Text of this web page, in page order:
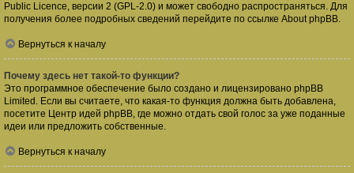
Public Licence, версии 2 (GPL-2.0) и может свободно распространяться. Для
получения более подробных сведений перейдите по ссылке About phpBB.
Вернуться к началу
Почему здесь нет такой-то функции?
Это программное обеспечение было создано и лицензировано phpBB
Limited. Если вы считаете, что какая-то функция должна быть добавлена,
посетите Центр идей phpBB, где можно отдать свой голос за уже поданные
идеи или предложить собственные.
Вернуться к началу